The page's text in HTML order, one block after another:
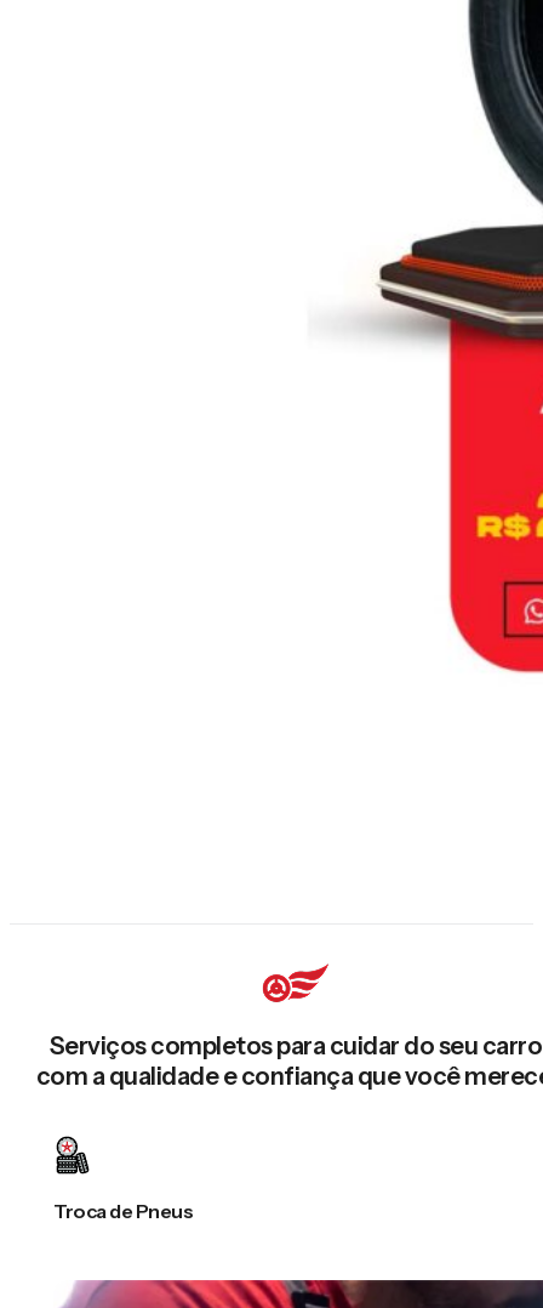
Serviços completos para cuidar do seu carro
com a qualidade e confiança que você
Troca de Pneus